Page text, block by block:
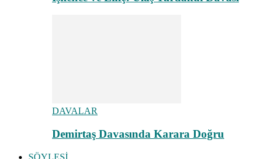
DAVALAR
Demirtaş Davasında Karara Doğru
SÖYLEŞİ